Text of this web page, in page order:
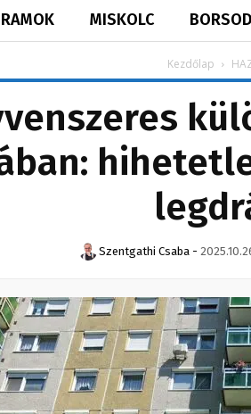
MISKOLC BORSOD
Kezdőlap
Szentgathi Csaba -